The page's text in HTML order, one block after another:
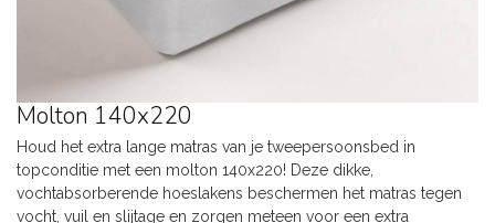
Molton 140x220
Houd het extra lange matras van je tweepersoonsbed in
topconditie met een molton 140x220! Deze dikke,
vochtabsorberende hoeslakens beschermen het matras tegen
vocht, vuil en slijtage en zorgen meteen voor een extra